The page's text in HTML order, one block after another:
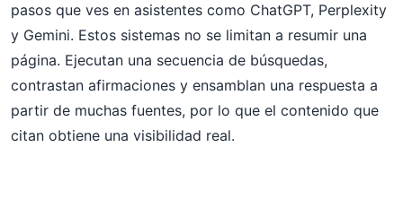
pasos que ves en asistentes como ChatGPT, Perplexity
y Gemini. Estos sistemas no se limitan a resumir una
página. Ejecutan una secuencia de búsquedas,
contrastan afirmaciones y ensamblan una respuesta a
partir de muchas fuentes, por lo que el contenido que
citan obtiene una visibilidad real.